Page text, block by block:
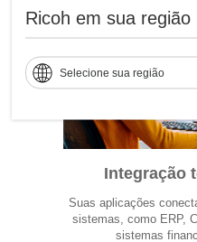
Ricoh em sua região
Selecione sua região
Integração
Suas aplicações
sistemas, como ERP,
sistemas